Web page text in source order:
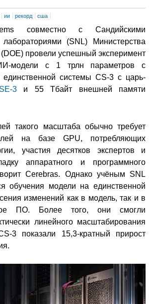
ии рекорд сша
совместно с Сандийскими
(SNL) Министерства
провели успешный эксперимент
модели с 1 трлн параметров с
единственной системы CS-3 с царь-
3и 55 Тбайт внешней памяти
такого масштаба обычно требует
на базе GPU, потребляющих
участия десятков экспертов и
аппаратного и программного
Cerebras. Однако учёным SNL
обучения модели на единственной
изменений как в модель, так и в
ПО. Более того, они смогли
линейного масштабирования
3 показали 15,3-кратный прирост